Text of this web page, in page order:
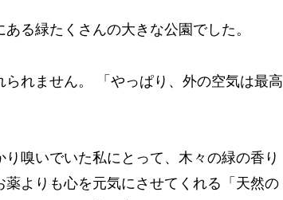
る緑たくさんの大きな公園でした。
れません。 「やっぱり、外の空気は最高
嗅いでいた私にとって、木々の緑の香り
よりも心を元気にさせてくれる「天然の